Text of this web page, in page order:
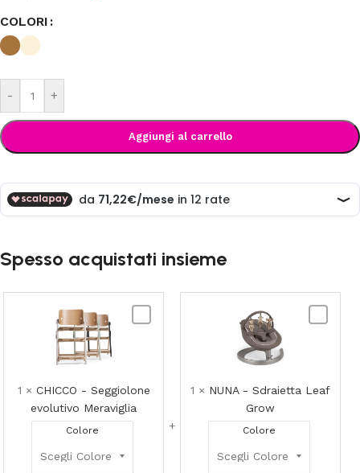
COLORI
- +
Aggiungi al carrello
Spesso acquistati insieme
1 × CHICCO - Seggiolone
evolutivo Meraviglia
Colore
Grow
1 × NUNA - Sdraietta Leaf
Grow
Colore